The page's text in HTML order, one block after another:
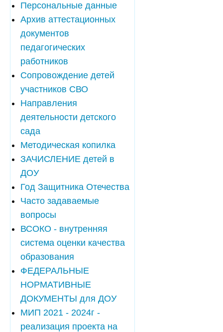
Персональные данные
Архив аттестационных
документов
педагогических
работников
Сопровождение детей
участников СВО
Направления
деятельности детского
сада
Методическая копилка
ЗАЧИСЛЕНИЕ детей в
ДОУ
Год Защитника Отечества
Часто задаваемые
вопросы
ВСОКО - внутренняя
система оценки качества
образования
ФЕДЕРАЛЬНЫЕ
НОРМАТИВНЫЕ
ДОКУМЕНТЫ для ДОУ
МИП 2021 - 2024г -
реализация проекта на